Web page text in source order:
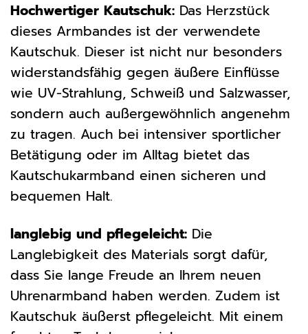
Hochwertiger Kautschuk: Das Herzstück
dieses Armbandes ist der verwendete
Kautschuk. Dieser ist nicht nur besonders
widerstandsfähig gegen äußere Einflüsse
wie UV-Strahlung, Schweiß und Salzwasser,
sondern auch außergewöhnlich angenehm
zu tragen. Auch bei intensiver sportlicher
Betätigung oder im Alltag bietet das
Kautschukarmband einen sicheren und
bequemen Halt.
langlebig und pflegeleicht: Die
Langlebigkeit des Materials sorgt dafür,
dass Sie lange Freude an Ihrem neuen
Uhrenarmband haben werden. Zudem ist
Kautschuk äußerst pflegeleicht. Mit einem